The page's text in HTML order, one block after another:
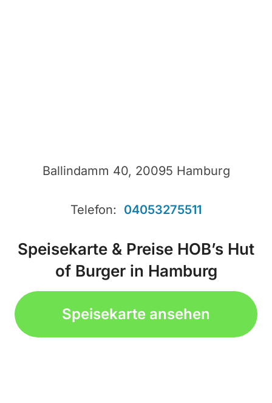
Ballindamm 40, 20095 Hamburg
Telefon: 04053275511
Speisekarte & Preise HOB’s Hut
of Burger in Hamburg
Speisekarte ansehen